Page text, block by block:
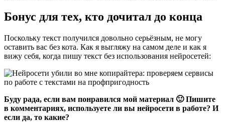
Бонус для тех, кто дочитал до конца
Поскольку текст получился довольно серьёзным, не могу
оставить вас без кота. Как я выгляжу на самом деле и как я
вижу себя, когда пишу текст без использования нейросетей:
Буду рада, если вам понравился мой материал 🙂 Пишите
в комментариях, используете ли вы нейросети в работе? И
если да, то какие?